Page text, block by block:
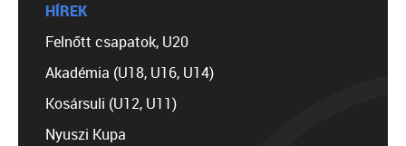
HÍREK
Felnőtt csapatok, U20
Akadémia (U18, U16, U14)
Kosársuli (U12, U11)
Nyuszi Kupa